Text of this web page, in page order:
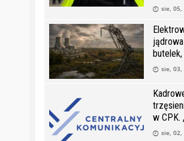
sie, 05,
sie, 03,
w CPK.
sie, 02,